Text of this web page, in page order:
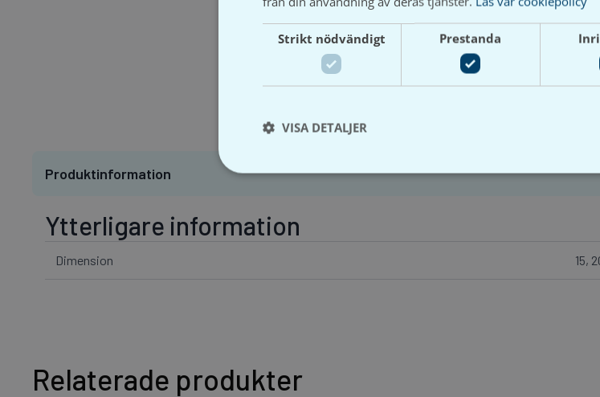
Band på 7%. Tillgänglig i flera
För att handla och se
Våtrumsgross behöver du ha
och aktivt ett kundkonto.
Produktinformation
Ytterligare information
Dimension 15,
Relaterade produkter
Strikt nödvändigt Prestanda
VISA DETALJER